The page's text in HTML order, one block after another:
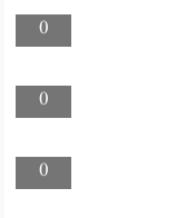
0
0
0